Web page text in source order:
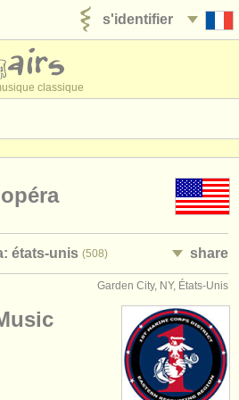
s'identifier
classique
états-unis (508) share
Garden City, NY, États-Unis